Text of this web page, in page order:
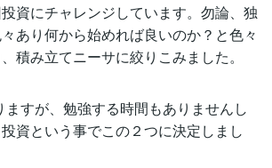
資にチャレンジしています。勿論、独
あり何から始めれば良いのか？と色々
積み立てニーサに絞りこみました。
すが、勉強する時間もありませんし
資という事でこの２つに決定しまし